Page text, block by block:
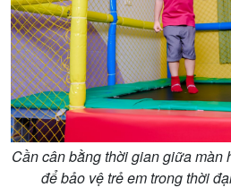
Chuyên gia của bạn
Xã hội chuyển động
Bước chân đến trường
Cần cân bằng thời gian giữa màn
để bảo vệ trẻ em trong thời